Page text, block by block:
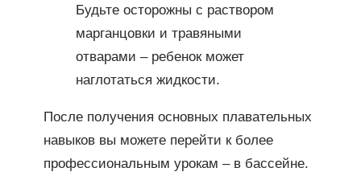
Будьте осторожны с раствором
марганцовки и травяными
отварами – ребенок может
наглотаться жидкости.
После получения основных плавательных
навыков вы можете перейти к более
профессиональным урокам – в бассейне.